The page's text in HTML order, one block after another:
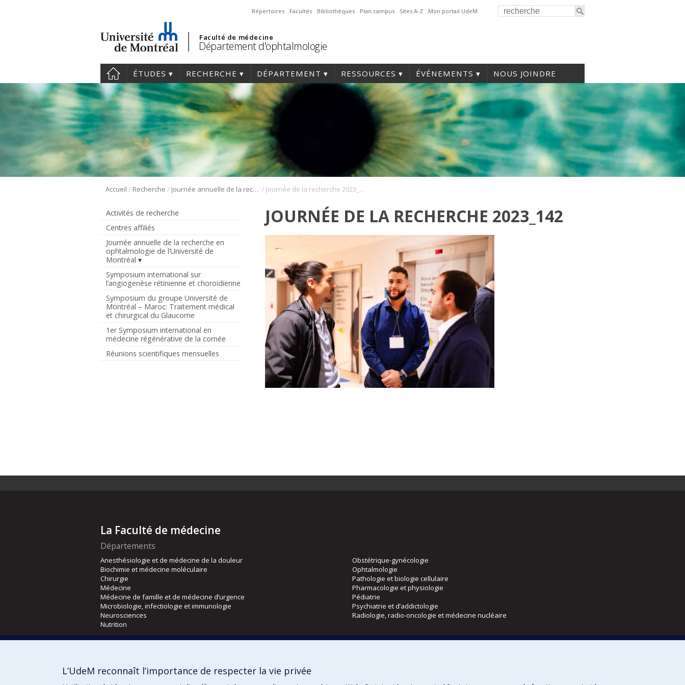
Répertoires Facultés Bibliothèques Plan campus Sites A-Z Mon portail UdeM
Faculté de médecine
Département d'ophtalmologie
ÉTUDES RECHERCHE DÉPARTEMENT RESSOURCES ÉVÉNEMENTS NOUS JOINDRE
Accueil / Recherche / Journée annuelle de la recherche en ophtalmologie de l’Université de Montréal / Journée de la recherche 2023_142
Activités de recherche
Centres affiliés
Journée annuelle de la recherche en
ophtalmologie de l’Université de
Montréal
Symposium international sur
l’angiogenèse rétinienne et choroïdienne
Symposium du groupe Université de
Montréal – Maroc: Traitement médical
et chirurgical du Glaucome
1er Symposium international en
médecine régénérative de la cornée
Réunions scientifiques mensuelles
JOURNÉE DE LA RECHERCHE 2023_142
La Faculté de médecine
Départements
Anesthésiologie et de médecine de la douleur
Biochimie et médecine moléculaire
Chirurgie
Médecine
Médecine de famille et de médecine d’urgence
Microbiologie, infectiologie et immunologie
Neurosciences
Nutrition
Obstétrique-gynécologie
Ophtalmologie
Pathologie et biologie cellulaire
Pharmacologie et physiologie
Pédiatrie
Psychiatrie et d’addictologie
Radiologie, radio-oncologie et médecine nucléaire
Orthophonie et audiologie
L’UdeM reconnaît l’importance de respecter la vie privée